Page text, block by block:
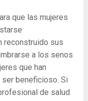
que las mujeres
reconstruido sus
a los senos
que han
beneficioso. Si
de salud